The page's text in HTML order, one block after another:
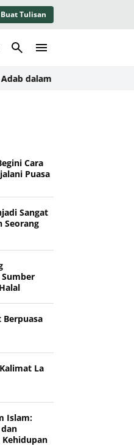
Buat Tulisan
Islam: Kajian
Cara
Puasa
Sangat
Seorang
Berpuasa
La
Islam: